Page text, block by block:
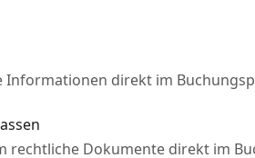
direkt im
Dokumente direkt im